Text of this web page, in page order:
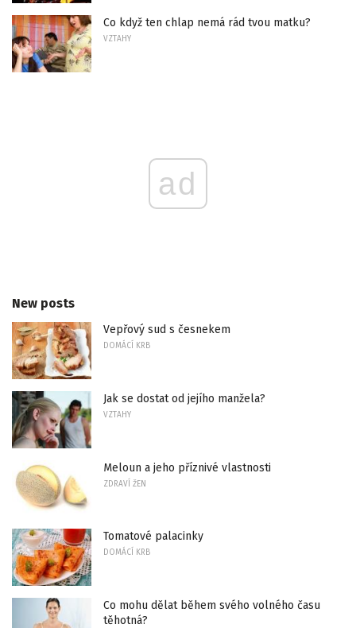
Co když ten chlap nemá rád tvou matku?
VZTAHY
ad
New posts
Vepřový sud s česnekem
DOMÁCÍ KRB
Jak se dostat od jejího manžela?
VZTAHY
Meloun a jeho příznivé vlastnosti
ZDRAVÍ ŽEN
Tomatové palacinky
DOMÁCÍ KRB
Co mohu dělat během svého volného času
těhotná?